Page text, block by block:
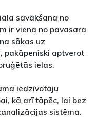
savākšana no
ir viena no pavasara
sākas uz
pakāpeniski aptverot
ielas.
iedzīvotāju
kā arī tāpēc, lai bez
sistēma.